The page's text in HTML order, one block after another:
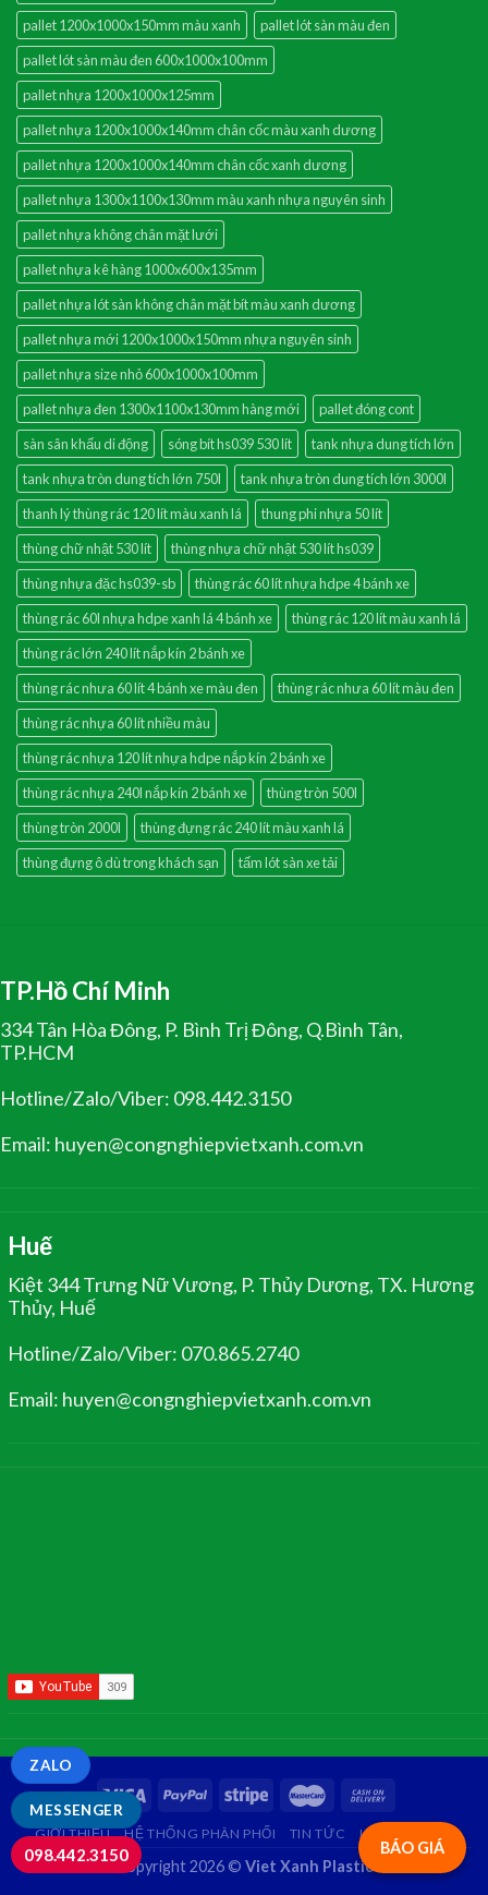
pallet 1200x1000x150mm màu xanh
pallet lót sàn màu đen
pallet lót sàn màu đen 600x1000x100mm
pallet nhựa 1200x1000x125mm
pallet nhựa 1200x1000x140mm chân cốc màu xanh dương
pallet nhựa 1200x1000x140mm chân cốc xanh dương
pallet nhựa 1300x1100x130mm màu xanh nhựa nguyên sinh
pallet nhựa không chân mặt lưới
pallet nhựa kê hàng 1000x600x135mm
pallet nhựa lót sàn không chân mặt bít màu xanh dương
pallet nhựa mới 1200x1000x150mm nhựa nguyên sinh
pallet nhựa size nhỏ 600x1000x100mm
pallet nhựa đen 1300x1100x130mm hàng mới
pallet đóng cont
sàn sân khấu di động
sóng bít hs039 530 lít
tank nhựa dung tích lớn
tank nhựa tròn dung tích lớn 750l
tank nhựa tròn dung tích lớn 3000l
thanh lý thùng rác 120 lít màu xanh lá
thung phi nhựa 50 lít
thùng chữ nhật 530 lít
thùng nhựa chữ nhật 530 lít hs039
thùng nhựa đặc hs039-sb
thùng rác 60 lít nhựa hdpe 4 bánh xe
thùng rác 60l nhựa hdpe xanh lá 4 bánh xe
thùng rác 120 lít màu xanh lá
thùng rác lớn 240 lít nắp kín 2 bánh xe
thùng rác nhưa 60 lít 4 bánh xe màu đen
thùng rác nhưa 60 lít màu đen
thùng rác nhựa 60 lít nhiều màu
thùng rác nhựa 120 lít nhựa hdpe nắp kín 2 bánh xe
thùng rác nhựa 240l nắp kín 2 bánh xe
thùng tròn 500l
thùng tròn 2000l
thùng đựng rác 240 lít màu xanh lá
thùng đựng ô dù trong khách sạn
tấm lót sàn xe tải
TP.Hồ Chí Minh
334 Tân Hòa Đông, P. Bình Trị Đông, Q.Bình Tân,
TP.HCM
Hotline/Zalo/Viber: 098.442.3150
Email: huyen@congnghiepvietxanh.com.vn
Huế
Kiệt 344 Trưng Nữ Vương, P. Thủy Dương, TX. Hương
Thủy, Huế
Hotline/Zalo/Viber: 070.865.2740
Email: huyen@congnghiepvietxanh.com.vn
BÁO GIÁ
GIỚI THIỆU HỆ THỐNG PHÂN PHỐI TIN TỨC LIÊN HỆ
Copyright 2026 © Viet Xanh Plastic
MESSENGER
ZALO
098.442.3150